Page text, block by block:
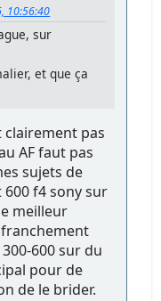
10:56:40
sur
et que ça
clairement pas
AF faut pas
sujets de
600 f4 sony sur
meilleur
600 sur du
pour de
de le brider.